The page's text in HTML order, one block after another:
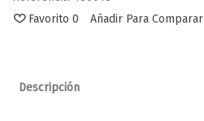
Favorito 0 Añadir Para Comparar
Descripción